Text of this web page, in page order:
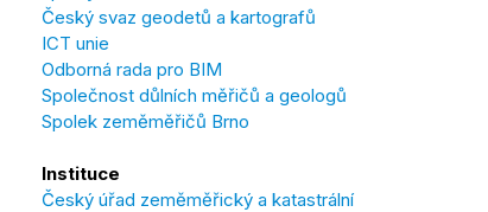
Český svaz geodetů a kartografů
ICT unie
Odborná rada pro BIM
Společnost důlních měřičů a geologů
Spolek zeměměřičů Brno
Instituce
Český úřad zeměměřický a katastrální